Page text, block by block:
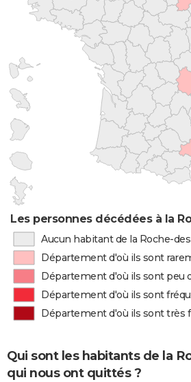
Les personnes décédées à la
Aucun habitant de la Roche-
Département d'où ils sont
Département d'où ils sont peu
Département d'où ils sont
Département d'où ils sont très
Qui sont les habitants de la
qui nous ont quittés ?